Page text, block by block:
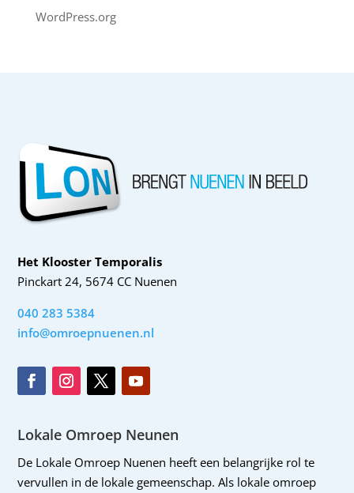
WordPress.org
Het Klooster Temporalis
Pinckart 24, 5674 CC Nuenen
040 283 5384
info@omroepnuenen.nl
Lokale Omroep Neunen
De Lokale Omroep Nuenen heeft een belangrijke rol te
vervullen in de lokale gemeenschap. Als lokale omroep